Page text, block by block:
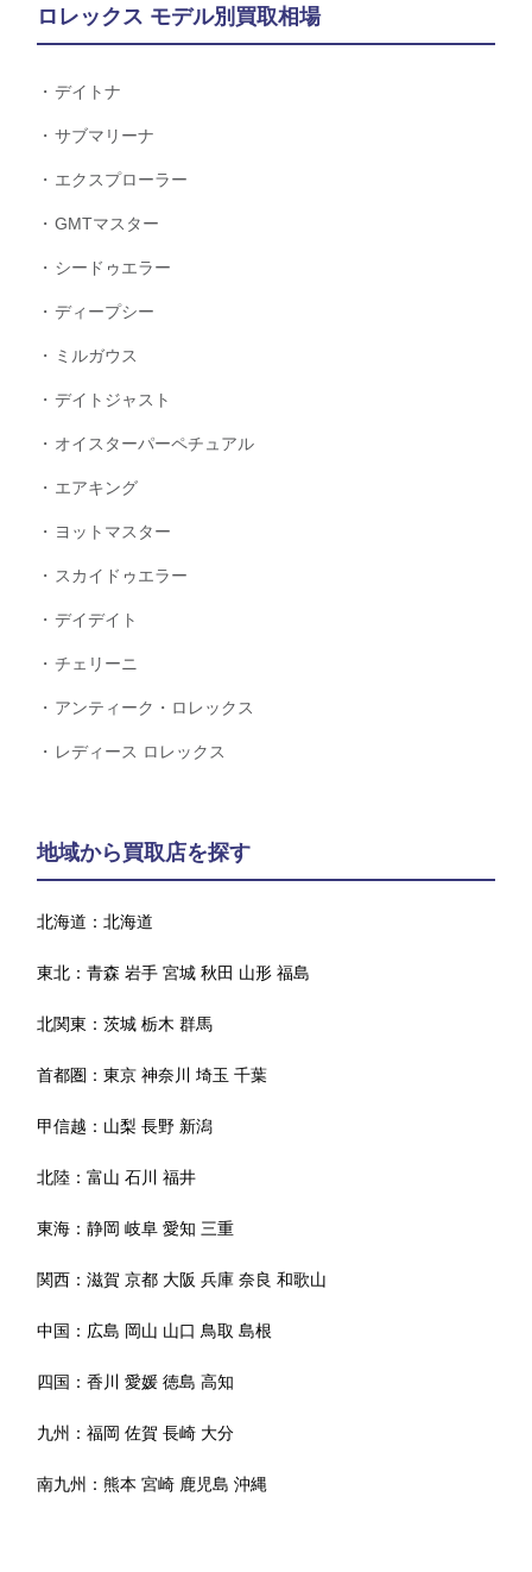
ロレックス モデル別買取相場
デイトナ
サブマリーナ
エクスプローラー
GMTマスター
シードゥエラー
ディープシー
ミルガウス
デイトジャスト
オイスターパーペチュアル
エアキング
ヨットマスター
スカイドゥエラー
デイデイト
チェリーニ
アンティーク・ロレックス
レディース ロレックス
地域から買取店を探す
北海道：北海道
東北：青森 岩手 宮城 秋田 山形 福島
北関東：茨城 栃木 群馬
首都圏：東京 神奈川 埼玉 千葉
甲信越： 山梨 長野 新潟
北陸：富山 石川 福井
東海：静岡 岐阜 愛知 三重
関西：滋賀 京都 大阪 兵庫 奈良 和歌山
中国： 広島 岡山 山口 鳥取 島根
四国：香川 愛媛 徳島 高知
九州：福岡 佐賀 長崎 大分
南九州：熊本 宮崎 鹿児島 沖縄